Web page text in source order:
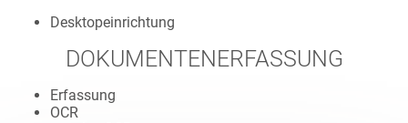
Desktopeinrichtung
DOKUMENTENERFASSUNG
Erfassung
OCR